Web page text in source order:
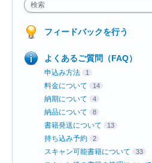
検索
フィードバックを行う
よくあるご質問（FAQ）
申込み方法 1
料金について 14
納期について 4
納品について 8
書籍発送について 13
持ち込み予約 2
スキャン可能書籍について 33